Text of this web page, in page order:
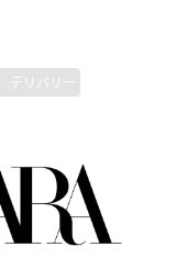
デリバリー